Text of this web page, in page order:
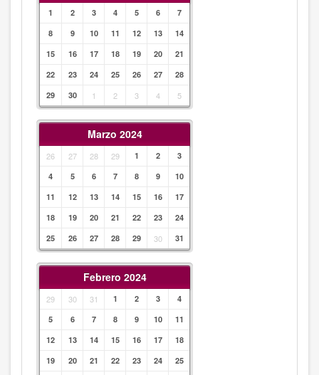
1 2 3 4 5 6
7
8
9 10 11 12 13
14
15
16 17 18 19 20
21
22
23 24 25 26 27
28
29
30 1 2 3 4 5
Marzo 2024
26 27 28 29 1 2
3
4
5 6 7 8 9
10
11
12 13 14 15 16
17
18
19 20 21 22 23
24
25
26 27 28 29 30 31
Febrero 2024
29 30 31 1 2 3
4
5
6 7 8 9 10
11
12
13 14 15 16 17
18
19
20 21 22 23 24
25